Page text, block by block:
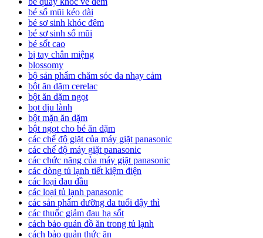
bé sổ mũi kéo dài
bé sơ sinh khóc đêm
bé sơ sinh sổ mũi
bé sốt cao
bị tay chân miệng
blossomy
bộ sản phẩm chăm sóc da nhạy cảm
bột ăn dặm cerelac
bột ăn dặm ngọt
bọt dịu lành
bột mặn ăn dặm
bột ngọt cho bé ăn dặm
các chế độ giặt của máy giặt panasonic
các chế độ máy giặt panasonic
các chức năng của máy giặt panasonic
các dòng tủ lạnh tiết kiệm điện
các loại đau đầu
các loại tủ lạnh panasonic
các sản phẩm dưỡng da tuổi dậy thì
các thuốc giảm đau hạ sốt
cách bảo quản đồ ăn trong tủ lạnh
cách bảo quản thức ăn